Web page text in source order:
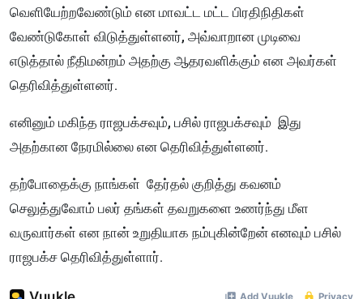
வெளியேற்றவேண்டும் என மாவட்ட மட்ட பிரதிநிதிகள்
வேண்டுகோள் விடுத்துள்ளனர், அவ்வாறான முடிவை
எடுத்தால் நீதிமன்றம் அதற்கு ஆதரவளிக்கும் என அவர்கள்
தெரிவித்துள்ளனர்.
எனினும் மகிந்த ராஜபக்சவும், பசில் ராஜபக்சவும் இது
அதற்கான நேரமில்லை என தெரிவித்துள்ளனர்.
தற்போதைக்கு நாங்கள் தேர்தல் குறித்து கவனம்
செலுத்துவோம் பலர் தங்கள் தவறுகளை உணர்ந்து மீள
வருவார்கள் என நான் உறுதியாக நம்புகின்றேன் எனவும் பசில்
ராஜபக்ச தெரிவித்துள்ளார்.